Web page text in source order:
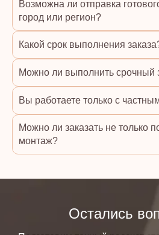
Возможна ли отправка
город или регион?
Какой срок выполнения
Можно ли выполнить срочный
Вы работаете только с
Можно ли заказать не только
монтаж?
Остались